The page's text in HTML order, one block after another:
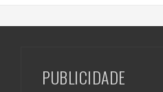
PUBLICIDADE